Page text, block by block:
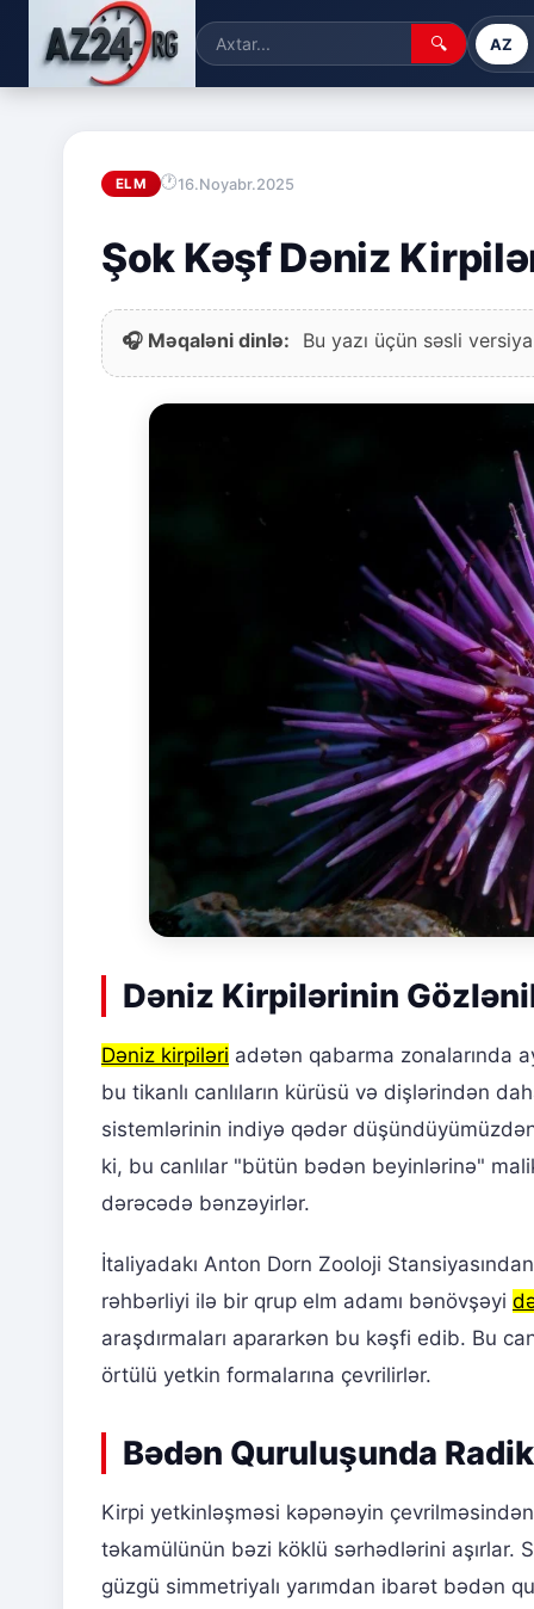
🔍 AZ
ELM 16.Noyabr.2025
Şok Kəşf Dəniz
🎧 Məqaləni dinlə: Bu yazı üçün səsli
Dəniz Kirpilərinin
Dəniz kirpiləri adətən qabarma zonalarında
bu tikanlı canlıların kürüsü və dişlərindən
sistemlərinin indiyə qədər
ki, bu canlılar "bütün bədən beyinlərinə"
dərəcədə bənzəyirlər.
İtaliyadakı Anton Dorn Zooloji
rəhbərliyi ilə bir qrup elm adamı bənövşəyi
araşdırmaları apararkən bu kəşfi edib. Bu
örtülü yetkin formalarına çevrilirlər.
Bədən Quruluşunda
Kirpi yetkinləşməsi kəpənəyin
təkamülünün bəzi köklü sərhədlərini aşırlar.
güzgü simmetriyalı yarımdan ibarət bədən